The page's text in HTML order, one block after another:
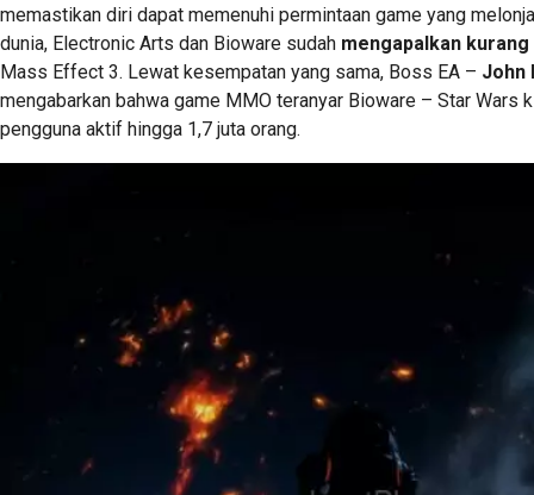
memastikan diri dapat memenuhi permintaan game yang
dunia, Electronic Arts dan Bioware sudah mengapalkan
Mass Effect 3. Lewat kesempatan yang sama, Boss EA – John
mengabarkan bahwa game MMO teranyar Bioware – Star Wars
pengguna aktif hingga 1,7 juta orang.